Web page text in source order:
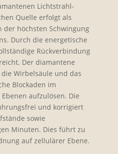
Lichtstrahl-
Quelle erfolgt als
der höchsten Schwingung
Durch die energetische
Rückverbindung
Der diamantene
Wirbelsäule und das
Blockaden im
aufzulösen. Die
und korrigiert
sowie
Minuten. Dies führt zu
auf zellulärer Ebene.